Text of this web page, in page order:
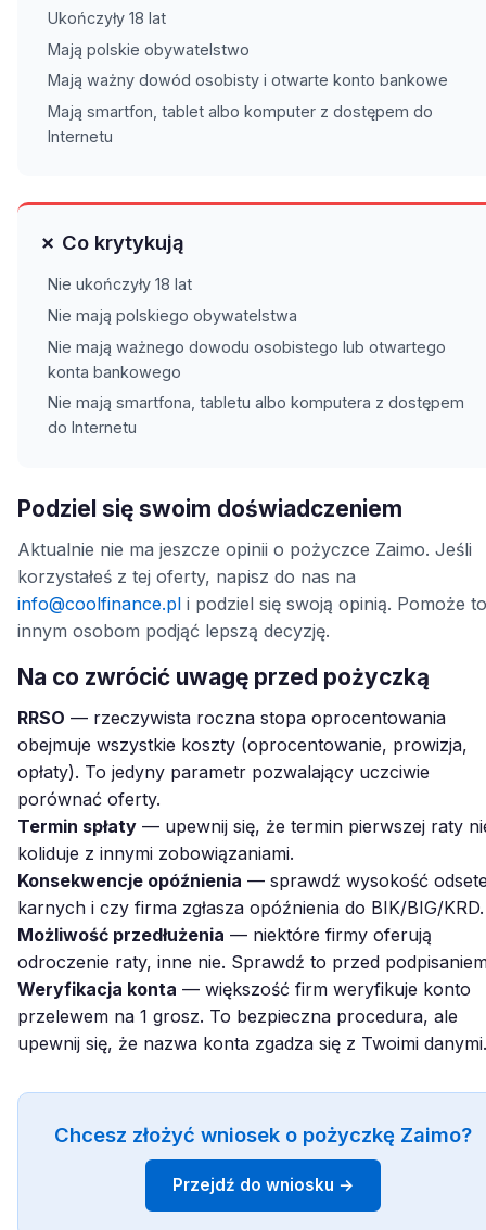
Ukończyły 18 lat
Mają polskie obywatelstwo
Mają ważny dowód osobisty i otwarte konto bankowe
Mają smartfon, tablet albo komputer z dostępem do
Internetu
✗ Co krytykują
Nie ukończyły 18 lat
Nie mają polskiego obywatelstwa
Nie mają ważnego dowodu osobistego lub otwartego
konta bankowego
Nie mają smartfona, tabletu albo komputera z dostępem
do Internetu
Podziel się swoim doświadczeniem
Aktualnie nie ma jeszcze opinii o pożyczce Zaimo. Jeśli
korzystałeś z tej oferty, napisz do nas na
info@coolfinance.pl i podziel się swoją opinią. Pomoże to
innym osobom podjąć lepszą decyzję.
Na co zwrócić uwagę przed pożyczką
RRSO — rzeczywista roczna stopa oprocentowania
obejmuje wszystkie koszty (oprocentowanie, prowizja,
opłaty). To jedyny parametr pozwalający uczciwie
porównać oferty.
Termin spłaty — upewnij się, że termin pierwszej raty
koliduje z innymi zobowiązaniami.
Konsekwencje opóźnienia — sprawdź wysokość
karnych i czy firma zgłasza opóźnienia do BIK/BIG/KRD.
Możliwość przedłużenia — niektóre firmy oferują
odroczenie raty, inne nie. Sprawdź to przed
Weryfikacja konta — większość firm weryfikuje konto
przelewem na 1 grosz. To bezpieczna procedura, ale
upewnij się, że nazwa konta zgadza się z Twoimi danymi.
Chcesz złożyć wniosek o pożyczkę Zaimo?
Przejdź do wniosku →